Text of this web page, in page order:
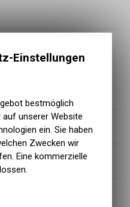
Einstellungen
bestmöglich
unserer Website
ein. Sie haben
Zwecken wir
Eine kommerzielle